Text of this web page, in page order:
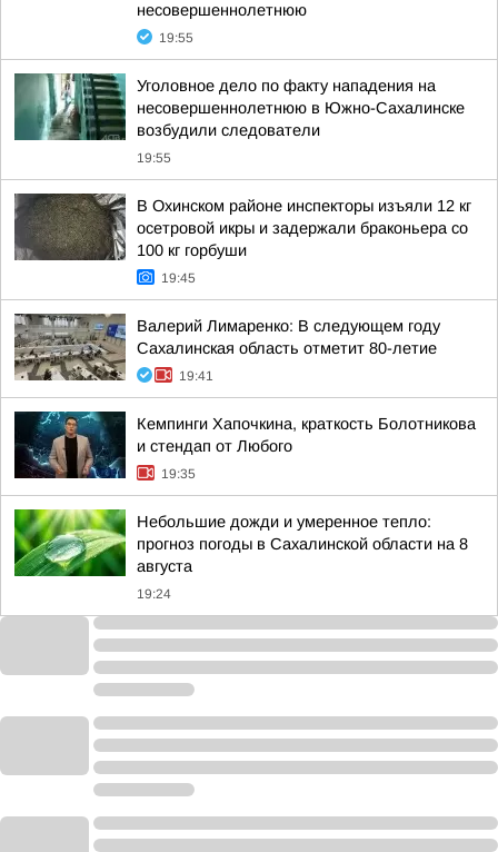
несовершеннолетнюю
19:55
Уголовное дело по факту нападения на
несовершеннолетнюю в Южно-Сахалинске
возбудили следователи
19:55
В Охинском районе инспекторы изъяли 12 кг
осетровой икры и задержали браконьера со
100 кг горбуши
19:45
Валерий Лимаренко: В следующем году
Сахалинская область отметит 80-летие
19:41
Кемпинги Хапочкина, краткость Болотникова
и стендап от Любого
19:35
Небольшие дожди и умеренное тепло:
прогноз погоды в Сахалинской области на 8
августа
19:24